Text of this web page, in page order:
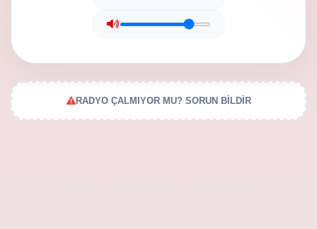
RADYO ÇALMIYOR MU? SORUN BİLDİR